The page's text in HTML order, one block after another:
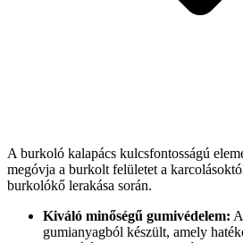
A burkoló kalapács kulcsfontosságú
megóvja a burkolt felületet a
burkolókő lerakása során.
Kiváló minőségű gumivédelem:
gumianyagból készült, amely